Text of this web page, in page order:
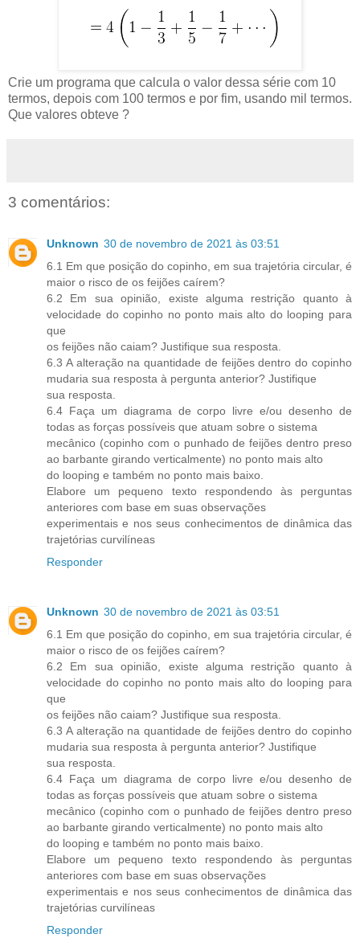
Crie um programa que calcula o valor dessa série com 10
termos, depois com 100 termos e por fim, usando mil termos.
Que valores obteve ?
3 comentários:
Unknown 30 de novembro de 2021 às 03:51
6.1 Em que posição do copinho, em sua trajetória circular, é
maior o risco de os feijões caírem?
6.2 Em sua opinião, existe alguma restrição quanto à
velocidade do copinho no ponto mais alto do looping para
que
os feijões não caiam? Justifique sua resposta.
6.3 A alteração na quantidade de feijões dentro do copinho
mudaria sua resposta à pergunta anterior? Justifique
sua resposta.
6.4 Faça um diagrama de corpo livre e/ou desenho de
todas as forças possíveis que atuam sobre o sistema
mecânico (copinho com o punhado de feijões dentro preso
ao barbante girando verticalmente) no ponto mais alto
do looping e também no ponto mais baixo.
Elabore um pequeno texto respondendo às perguntas
anteriores com base em suas observações
experimentais e nos seus conhecimentos de dinâmica das
trajetórias curvilíneas
Responder
Unknown 30 de novembro de 2021 às 03:51
6.1 Em que posição do copinho, em sua trajetória circular, é
maior o risco de os feijões caírem?
6.2 Em sua opinião, existe alguma restrição quanto à
velocidade do copinho no ponto mais alto do looping para
que
os feijões não caiam? Justifique sua resposta.
6.3 A alteração na quantidade de feijões dentro do copinho
mudaria sua resposta à pergunta anterior? Justifique
sua resposta.
6.4 Faça um diagrama de corpo livre e/ou desenho de
todas as forças possíveis que atuam sobre o sistema
mecânico (copinho com o punhado de feijões dentro preso
ao barbante girando verticalmente) no ponto mais alto
do looping e também no ponto mais baixo.
Elabore um pequeno texto respondendo às perguntas
anteriores com base em suas observações
experimentais e nos seus conhecimentos de dinâmica das
trajetórias curvilíneas
Responder